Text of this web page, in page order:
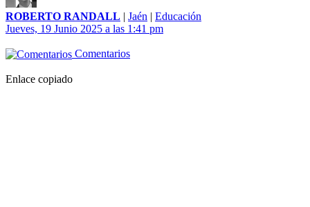
ROBERTO RANDALL | Jaén | Educación
Jueves, 19 Junio 2025 a las 1:41 pm
Comentarios
Enlace copiado